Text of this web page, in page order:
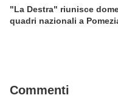
"La Destra" riunisce
quadri nazionali a
Commenti